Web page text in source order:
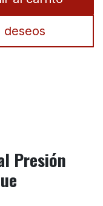
deseos
Presión